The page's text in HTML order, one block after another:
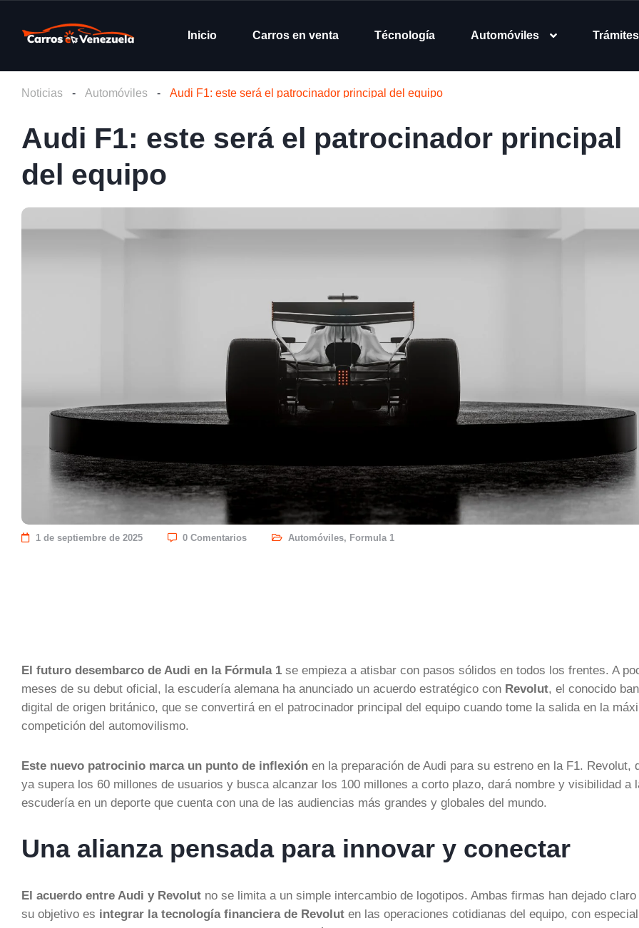
Inicio Carros en venta Técnología Automóviles
Noticias - Automóviles - Audi F1: este será el patrocinador principal del equipo
Audi F1: este será el patrocinador principal
del equipo
1 de septiembre de 2025 0 Comentarios Automóviles, Formula 1
El futuro desembarco de Audi en la Fórmula 1 se empieza a atisbar con pasos sólidos en todos los frentes. A
meses de su debut oficial, la escudería alemana ha anunciado un acuerdo estratégico con Revolut, el conocido
digital de origen británico, que se convertirá en el patrocinador principal del equipo cuando tome la salida en la
competición del automovilismo.
Este nuevo patrocinio marca un punto de inflexión en la preparación de Audi para su estreno en la F1. Revolut,
ya supera los 60 millones de usuarios y busca alcanzar los 100 millones a corto plazo, dará nombre y visibilidad a
escudería en un deporte que cuenta con una de las audiencias más grandes y globales del mundo.
Una alianza pensada para innovar y conectar
El acuerdo entre Audi y Revolut no se limita a un simple intercambio de logotipos. Ambas firmas han dejado claro
su objetivo es integrar la tecnología financiera de Revolut en las operaciones cotidianas del equipo, con especial